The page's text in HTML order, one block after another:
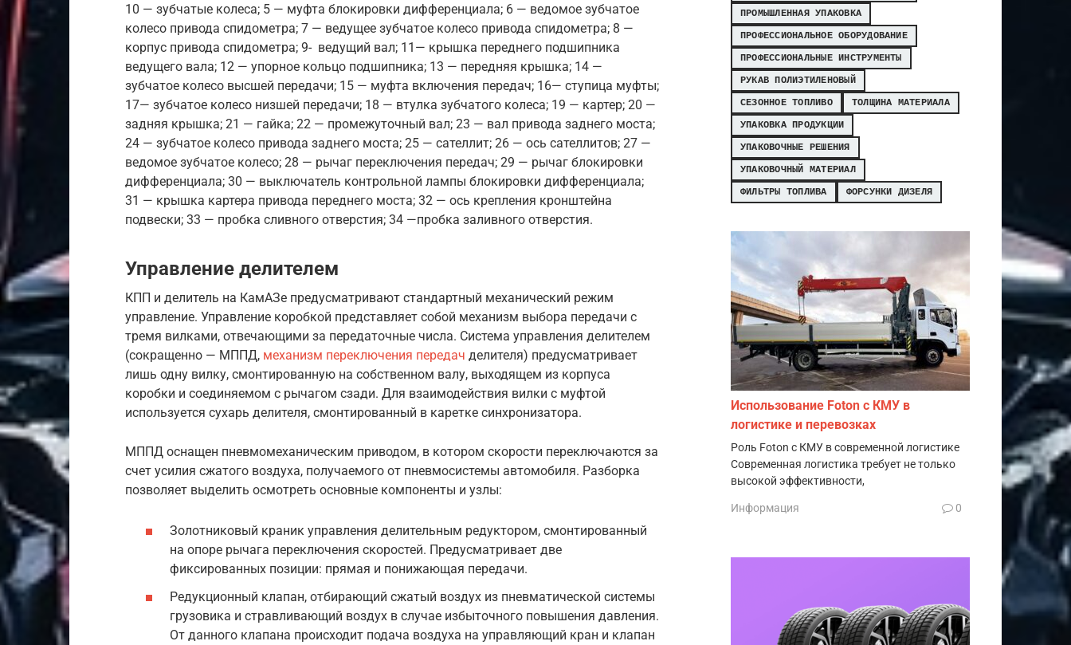
10 — зубчатые колеса; 5 — муфта блокировки дифференциала; 6 — ведомое зубчатое
колесо привода спидометра; 7 — ведущее зубчатое колесо привода спидометра; 8 —
корпус привода спидометра; 9- ведущий вал; 11— крышка переднего подшипника
ведущего вала; 12 — упорное кольцо подшипника; 13 — передняя крышка; 14 —
зубчатое колесо высшей передачи; 15 — муфта включения передач; 16— ступица муфты;
17— зубчатое колесо низшей передачи; 18 — втулка зубчатого колеса; 19 — картер; 20 —
задняя крышка; 21 — гайка; 22 — промежуточный вал; 23 — вал привода заднего моста;
24 — зубчатое колесо привода заднего моста; 25 — сателлит; 26 — ось сателлитов; 27 —
ведомое зубчатое колесо; 28 — рычаг переключения передач; 29 — рычаг блокировки
дифференциала; 30 — выключатель контрольной лампы блокировки дифференциала;
31 — крышка картера привода переднего моста; 32 — ось крепления кронштейна
подвески; 33 — пробка сливного отверстия; 34 —пробка заливного отверстия.
Управление делителем
КПП и делитель на КамАЗе предусматривают стандартный механический режим
управление. Управление коробкой представляет собой механизм выбора передачи с
тремя вилками, отвечающими за передаточные числа. Система управления делителем
(сокращенно — МППД, механизм переключения передач делителя) предусматривает
лишь одну вилку, смонтированную на собственном валу, выходящем из корпуса
коробки и соединяемом с рычагом сзади. Для взаимодействия вилки с муфтой
используется сухарь делителя, смонтированный в каретке синхронизатора.
МППД оснащен пневмомеханическим приводом, в котором скорости переключаются за
счет усилия сжатого воздуха, получаемого от пневмосистемы автомобиля. Разборка
позволяет выделить осмотреть основные компоненты и узлы:
Золотниковый краник управления делительным редуктором, смонтированный
на опоре рычага переключения скоростей. Предусматривает две
фиксированных позиции: прямая и понижающая передачи.
Редукционный клапан, отбирающий сжатый воздух из пневматической системы
грузовика и стравливающий воздух в случае избыточного повышения давления.
От данного клапана происходит подача воздуха на управляющий кран и клапан
ПРОМЫШЛЕННАЯ УПАКОВКА
ПРОФЕССИОНАЛЬНОЕ ОБОРУДОВАНИЕ
ПРОФЕССИОНАЛЬНЫЕ ИНСТРУМЕНТЫ
РУКАВ ПОЛИЭТИЛЕНОВЫЙ
СЕЗОННОЕ ТОПЛИВО
ТОЛЩИНА МАТЕРИАЛА
УПАКОВКА ПРОДУКЦИИ
УПАКОВОЧНЫЕ РЕШЕНИЯ
УПАКОВОЧНЫЙ МАТЕРИАЛ
ФИЛЬТРЫ ТОПЛИВА
ФОРСУНКИ ДИЗЕЛЯ
Использование Foton с КМУ в
логистике и перевозках
Роль Foton с КМУ в современной логистике
Современная логистика требует не только
высокой эффективности,
Информация 0